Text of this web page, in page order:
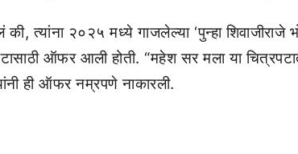
की, त्यांना २०२५ मध्ये गाजलेल्या ‘पुन्हा
ऑफर आली होती. “महेश सर मला या
ही ऑफर नम्रपणे नाकारली.